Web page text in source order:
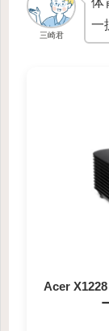
三崎君
一
Acer